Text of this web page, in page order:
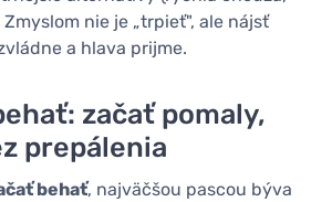
nie je „trpieť", ale nájsť
a hlava prijme.
začať pomaly,
prepálenia
behať, najväčšou pascou býva